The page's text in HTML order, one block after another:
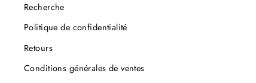
Recherche
Politique de confidentialité
Retours
Conditions générales de ventes